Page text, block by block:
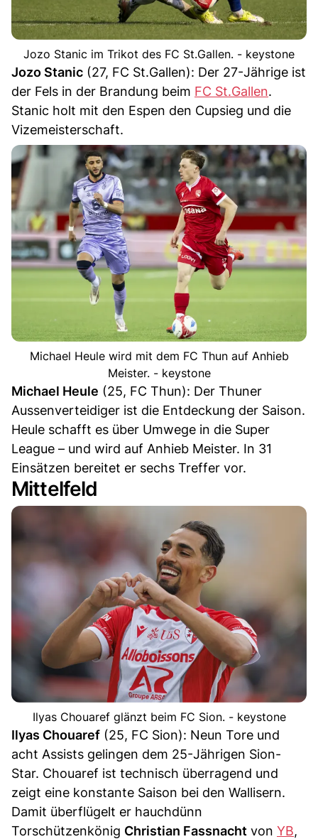
Jozo Stanic im Trikot des FC St.Gallen. - keystone
Jozo Stanic (27, FC St.Gallen): Der 27-Jährige ist
der Fels in der Brandung beim FC St.Gallen.
Stanic holt mit den Espen den Cupsieg und die
Vizemeisterschaft.
Michael Heule wird mit dem FC Thun auf Anhieb
Meister. - keystone
Michael Heule (25, FC Thun): Der Thuner
Aussenverteidiger ist die Entdeckung der Saison.
Heule schafft es über Umwege in die Super
League – und wird auf Anhieb Meister. In 31
Einsätzen bereitet er sechs Treffer vor.
Mittelfeld
Ilyas Chouaref glänzt beim FC Sion. - keystone
Ilyas Chouaref (25, FC Sion): Neun Tore und
acht Assists gelingen dem 25-Jährigen Sion-
Star. Chouaref ist technisch überragend und
zeigt eine konstante Saison bei den Wallisern.
Damit überflügelt er hauchdünn
Torschützenkönig Christian Fassnacht von YB,